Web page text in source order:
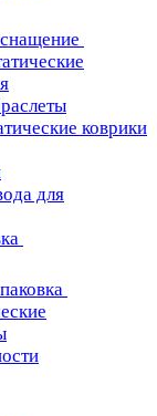
коврики
для